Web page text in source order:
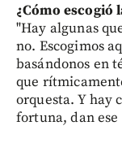
¿Cómo escogió
"Hay algunas
no. Escogimos
basándonos en
que
orquesta. Y hay
fortuna, dan ese